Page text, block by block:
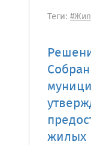
Теги:
жилых